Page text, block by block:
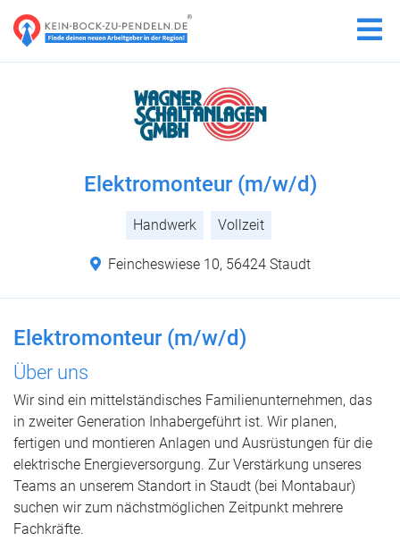
Elektromonteur (m/w/d)
Handwerk Vollzeit
Feincheswiese 10, 56424 Staudt
Elektromonteur (m/w/d)
Über uns
Wir sind ein mittelständisches Familienunternehmen, das
in zweiter Generation Inhabergeführt ist. Wir planen,
fertigen und montieren Anlagen und Ausrüstungen für die
elektrische Energieversorgung. Zur Verstärkung unseres
Teams an unserem Standort in Staudt (bei Montabaur)
suchen wir zum nächstmöglichen Zeitpunkt mehrere
Fachkräfte.